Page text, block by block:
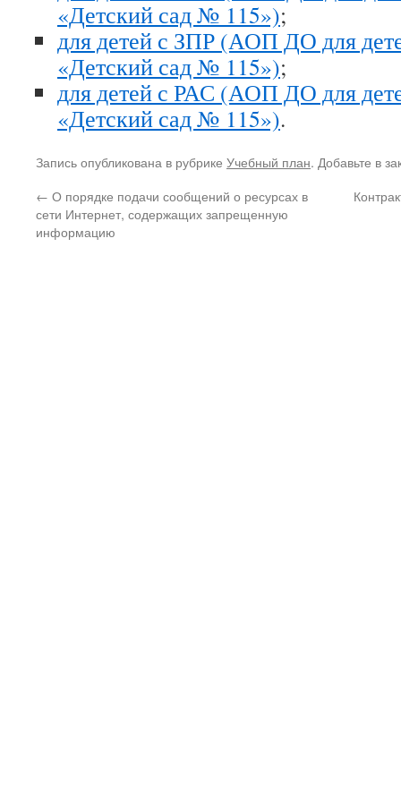
«Детский сад № 115»);
для детей с ЗПР (АОП ДО для
«Детский сад № 115»);
для детей с РАС (АОП ДО для
«Детский сад № 115»).
Запись опубликована в рубрике Учебный план. Добавьте в
← О порядке подачи сообщений о ресурсах в
сети Интернет, содержащих запрещенную
информацию